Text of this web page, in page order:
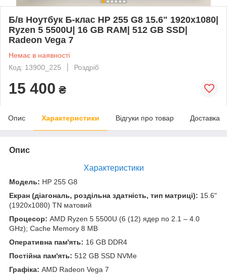
Б/в Ноутбук Б-клас HP 255 G8 15.6" 1920x1080|
Ryzen 5 5500U| 16 GB RAM| 512 GB SSD|
Radeon Vega 7
Немає в наявності
Код: 13900_225
Роздріб
15 400 ₴
Опис Характеристики Відгуки про товар Доставка
Опис
Характеристики
Модель: HP 255 G8
Екран (діагональ, роздільна здатність, тип матриці): 15.6"
(1920x1080) TN матовий
Процесор: AMD Ryzen 5 5500U (6 (12) ядер по 2.1 – 4.0
GHz); Cache Memory 8 MB
Оперативна пам'ять: 16 GB DDR4
Постійна пам'ять: 512 GB SSD NVMe
Графіка: AMD Radeon Vega 7